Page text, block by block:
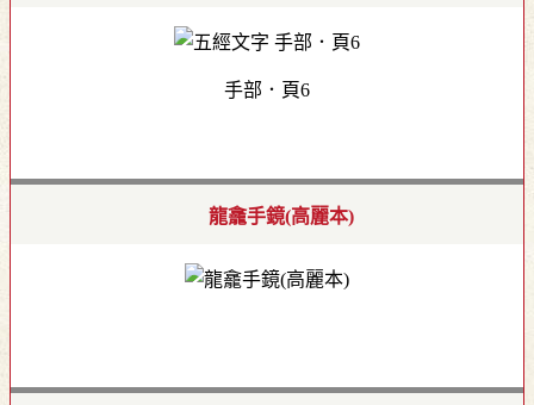
手部．頁6
龍龕手鏡(高麗本)